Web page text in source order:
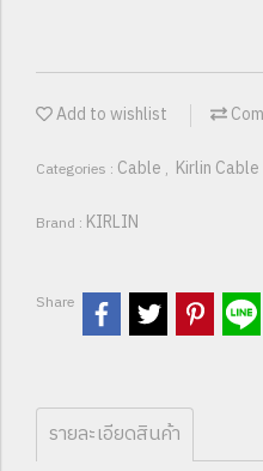
Add to wishlist
Categories : Cable , Kirlin Cable
Brand : KIRLIN
Share
รายละเอียดสินค้า